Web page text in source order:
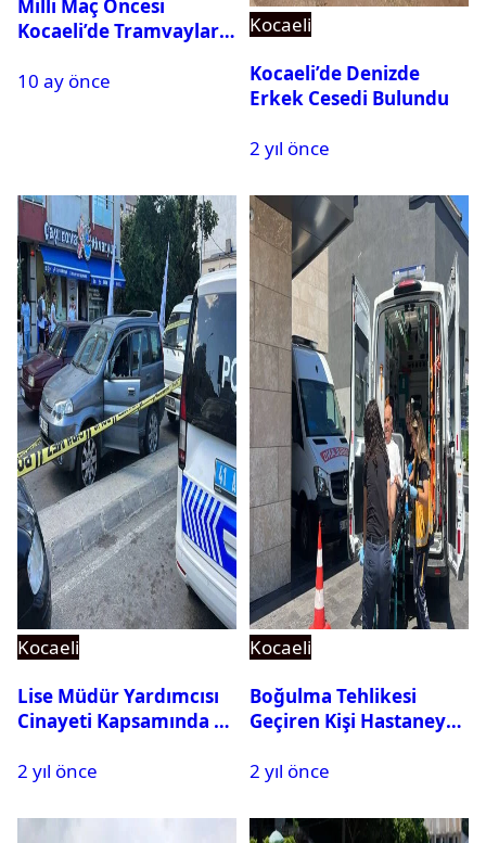
Milli Maç Öncesi
Kocaeli’de Tramvaylar
10 ay önce
Kocaeli
Kocaeli’de Denizde
Erkek Cesedi Bulundu
2 yıl önce
Kocaeli
Lise Müdür Yardımcısı
Cinayeti Kapsamında 11
2 yıl önce
Kocaeli
Boğulma Tehlikesi
Geçiren Kişi Hastaneye
2 yıl önce